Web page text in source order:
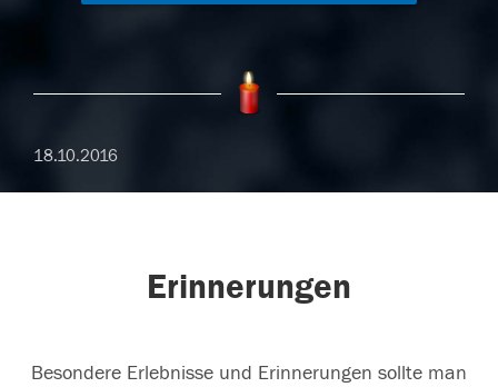
18.10.2016
Erinnerungen
Besondere Erlebnisse und Erinnerungen sollte man